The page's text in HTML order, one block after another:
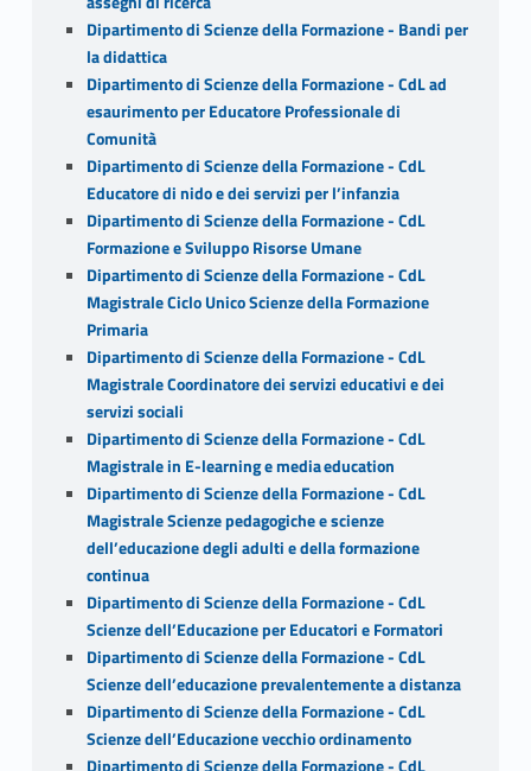
Dipartimento di Scienze della Formazione - Bandi per
la didattica
Dipartimento di Scienze della Formazione - CdL ad
esaurimento per Educatore Professionale di
Comunità
Dipartimento di Scienze della Formazione - CdL
Educatore di nido e dei servizi per l’infanzia
Dipartimento di Scienze della Formazione - CdL
Formazione e Sviluppo Risorse Umane
Dipartimento di Scienze della Formazione - CdL
Magistrale Ciclo Unico Scienze della Formazione
Primaria
Dipartimento di Scienze della Formazione - CdL
Magistrale Coordinatore dei servizi educativi e dei
servizi sociali
Dipartimento di Scienze della Formazione - CdL
Magistrale in E-learning e media education
Dipartimento di Scienze della Formazione - CdL
Magistrale Scienze pedagogiche e scienze
dell’educazione degli adulti e della formazione
continua
Dipartimento di Scienze della Formazione - CdL
Scienze dell’Educazione per Educatori e Formatori
Dipartimento di Scienze della Formazione - CdL
Scienze dell’educazione prevalentemente a distanza
Dipartimento di Scienze della Formazione - CdL
Scienze dell’Educazione vecchio ordinamento